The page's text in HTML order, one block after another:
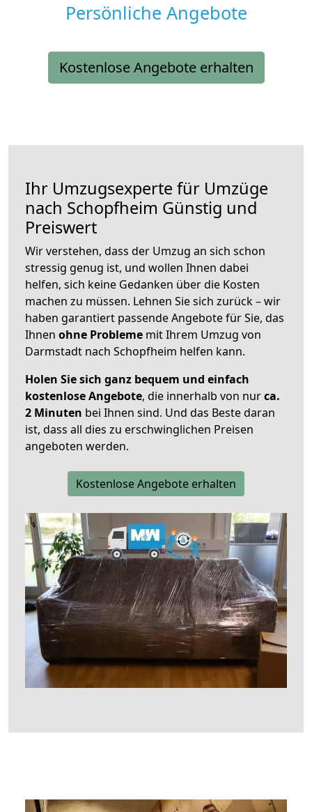
Persönliche Angebote
Kostenlose Angebote erhalten
Ihr Umzugsexperte für Umzüge
nach Schopfheim Günstig und
Preiswert
Wir verstehen, dass der Umzug an sich schon
stressig genug ist, und wollen Ihnen dabei
helfen, sich keine Gedanken über die Kosten
machen zu müssen. Lehnen Sie sich zurück – wir
haben garantiert passende Angebote für Sie, das
Ihnen ohne Probleme mit Ihrem Umzug von
Darmstadt nach Schopfheim helfen kann.
Holen Sie sich ganz bequem und einfach
kostenlose Angebote, die innerhalb von nurca.
2 Minuten bei Ihnen sind. Und das Beste daran
ist, dass all dies zu erschwinglichen Preisen
angeboten werden.
Kostenlose Angebote erhalten